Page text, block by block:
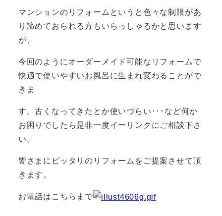
マンションのリフォームというと色々な制限があ
り諦めておられる方もいらっしゃるかと思います
が、
今回のようにオーダーメイド可能なリフォームで
快適で使いやすいお風呂に生まれ変わることがで
きま
す。古くなってきたとか使いづらい･･･など何か
お困りでしたら是非一度イーリンクにご相談下さ
い。
皆さまにピッタリのリフォームをご提案させて頂
きます。
お電話はこちらまで